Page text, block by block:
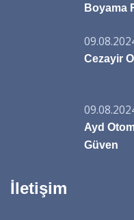
Boyama
Cezayir
Ayd
Güven
İletişim